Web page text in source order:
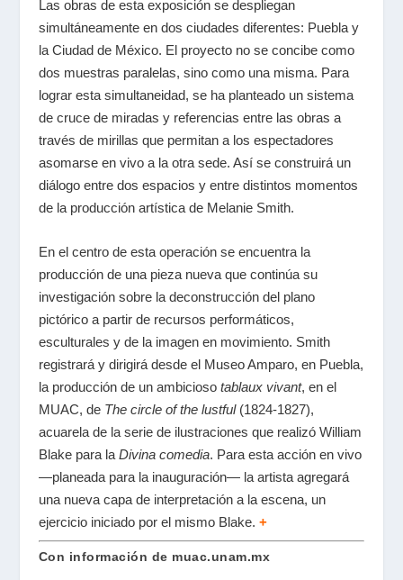
Las obras de esta exposición se despliegan
simultáneamente en dos ciudades diferentes: Puebla y
la Ciudad de México. El proyecto no se concibe como
dos muestras paralelas, sino como una misma. Para
lograr esta simultaneidad, se ha planteado un sistema
de cruce de miradas y referencias entre las obras a
través de mirillas que permitan a los espectadores
asomarse en vivo a la otra sede. Así se construirá un
diálogo entre dos espacios y entre distintos momentos
de la producción artística de Melanie Smith.
En el centro de esta operación se encuentra la
producción de una pieza nueva que continúa su
investigación sobre la deconstrucción del plano
pictórico a partir de recursos performáticos,
esculturales y de la imagen en movimiento. Smith
registrará y dirigirá desde el Museo Amparo, en Puebla,
la producción de un ambicioso tablaux vivant, en el
MUAC, de The circle of the lustful (1824-1827),
acuarela de la serie de ilustraciones que realizó William
Blake para la Divina comedia. Para esta acción en vivo
—planeada para la inauguración— la artista agregará
una nueva capa de interpretación a la escena, un
ejercicio iniciado por el mismo Blake. +
Con información de muac.unam.mx